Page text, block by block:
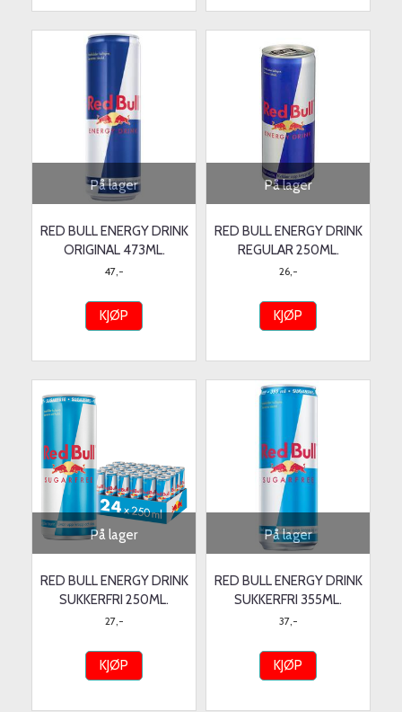
På lager
RED BULL ENERGY DRINK
ORIGINAL 473ML.
47,-
KJØP
På lager
RED BULL ENERGY DRINK
REGULAR 250ML.
26,-
KJØP
På lager
RED BULL ENERGY DRINK
SUKKERFRI 250ML.
27,-
KJØP
På lager
RED BULL ENERGY DRINK
SUKKERFRI 355ML.
37,-
KJØP